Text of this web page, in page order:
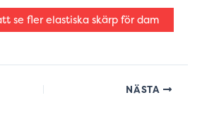
se fler elastiska skärp för dam
NÄSTA